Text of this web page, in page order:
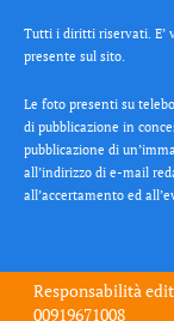
Tutti i diritti riservati. E’
presente sul sito.
Le foto presenti su
di pubblicazione in
pubblicazione di
all’indirizzo di e-mail
all’accertamento ed
Responsabilità
00919671008